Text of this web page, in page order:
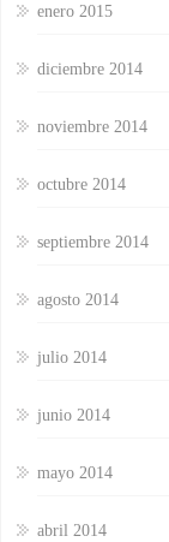
enero 2015
diciembre 2014
noviembre 2014
octubre 2014
septiembre 2014
agosto 2014
julio 2014
junio 2014
mayo 2014
abril 2014